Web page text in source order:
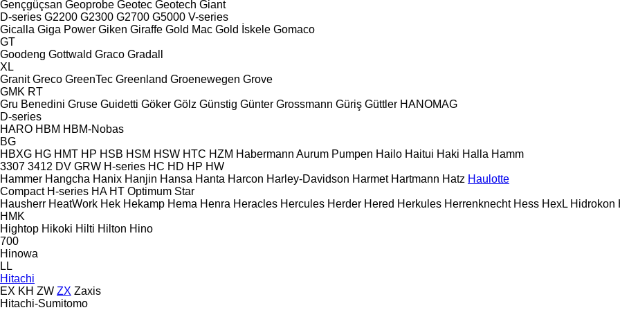
Gençgüçsan Geoprobe Geotec Geotech Giant
D-series G2200 G2300 G2700 G5000 V-series
Gicalla Giga Power Giken Giraffe Gold Mac Gold İskele Gomaco
GT
Goodeng Gottwald Graco Gradall
XL
Granit Greco GreenTec Greenland Groenewegen Grove
GMK RT
Gru Benedini Gruse Guidetti Göker Gölz Günstig Günter Grossmann Güriş Güttler HANOMAG
D-series
HARO HBM HBM-Nobas
BG
HBXG HG HMT HP HSB HSM HSW HTC HZM Habermann Aurum Pumpen Hailo Haitui Haki Halla Hamm
3307 3412 DV GRW H-series HC HD HP HW
Hammer Hangcha Hanix Hanjin Hansa Hanta Harcon Harley-Davidson Harmet Hartmann Hatz Haulotte
Compact H-series HA HT Optimum Star
Hausherr HeatWork Hek Hekamp Hema Henra Heracles Hercules Herder Hered Herkules Herrenknecht Hess HexL Hidrokon
HMK
Hightop Hikoki Hilti Hilton Hino
700
Hinowa
LL
Hitachi
EX KH ZW ZX Zaxis
Hitachi-Sumitomo